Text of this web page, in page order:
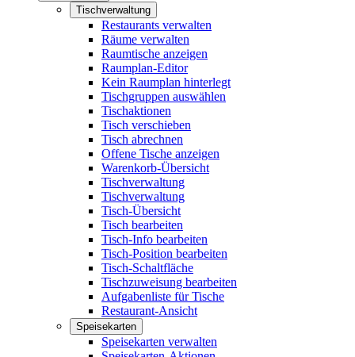
Tischverwaltung
Restaurants verwalten
Räume verwalten
Raumtische anzeigen
Raumplan-Editor
Kein Raumplan hinterlegt
Tischgruppen auswählen
Tischaktionen
Tisch verschieben
Tisch abrechnen
Offene Tische anzeigen
Warenkorb-Übersicht
Tischverwaltung
Tischverwaltung
Tisch-Übersicht
Tisch bearbeiten
Tisch-Info bearbeiten
Tisch-Position bearbeiten
Tisch-Schaltfläche
Tischzuweisung bearbeiten
Aufgabenliste für Tische
Restaurant-Ansicht
Speisekarten
Speisekarten verwalten